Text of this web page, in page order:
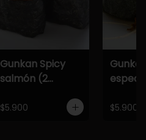
Gunkan Spicy
salmón (2
$5.900 $5.900